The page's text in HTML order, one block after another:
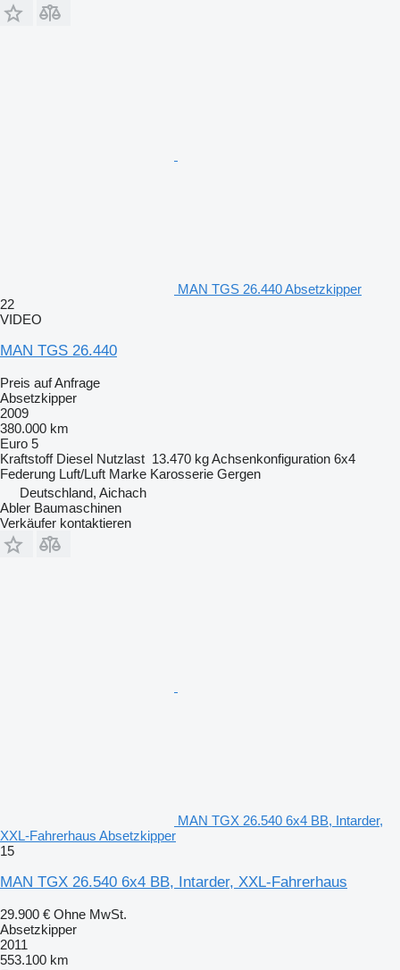
MAN TGS 26.440 Absetzkipper
22
VIDEO
MAN TGS 26.440
Preis auf Anfrage
Absetzkipper
2009
380.000 km
Euro 5
Kraftstoff Diesel Nutzlast 13.470 kgAchsenkonfiguration 6x4
Federung Luft/Luft Marke Karosserie Gergen
Deutschland, Aichach
Abler Baumaschinen
Verkäufer kontaktieren
MAN TGX 26.540 6x4 BB, Intarder,
XXL-Fahrerhaus Absetzkipper
15
MAN TGX 26.540 6x4 BB, Intarder, XXL-Fahrerhaus
29.900 € Ohne MwSt.
Absetzkipper
2011
553.100 km